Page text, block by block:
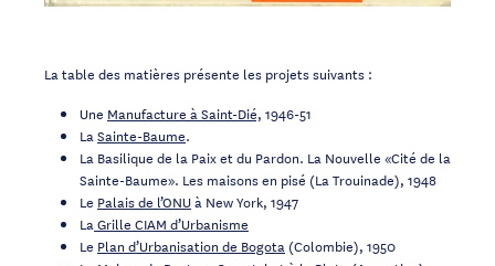
La table des matières présente les projets suivants :
Une Manufacture à Saint-Dié, 1946-51
LaSainte-Baume.
La Basilique de la Paix et du Par­don. La Nouvelle «Cité de la
Sainte-Baume». Les maisons en pisé (La Trouinade), 1948
Le Palais de l’ONUà New York, 1947
LaGrille CIAM d’Urbanisme
Le Plan d’Urbanisation de Bogota (Colombie), 1950